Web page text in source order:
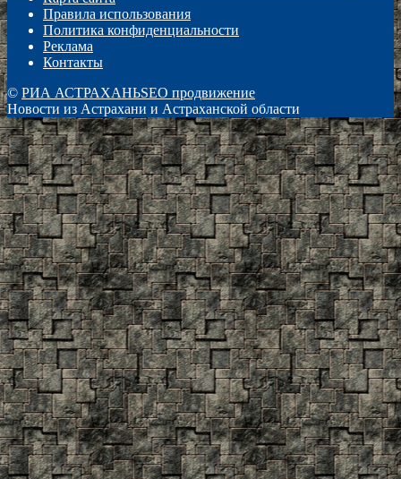
Правила использования
Политика конфиденциальности
Реклама
Контакты
© РИА АСТРАХАНЬSEO продвижение
Новости из Астрахани и Астраханской области